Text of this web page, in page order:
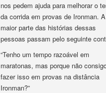
nos pedem ajuda para melhorar o
da corrida em provas de Ironman. A
maior parte das histórias dessas
pessoas passam pelo seguinte
“Tenho um tempo razoável em
maratonas, mas porque não
fazer isso em provas na distância
Ironman?”